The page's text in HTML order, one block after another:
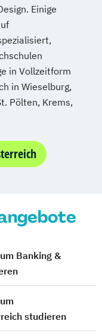
Einige
in Vollzeitform
in Wieselburg,
Pölten, Krems,
Banking &
studieren